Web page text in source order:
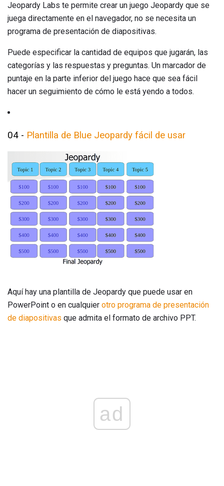
Jeopardy Labs te permite crear un juego Jeopardy que se
juega directamente en el navegador, no se necesita un
programa de presentación de diapositivas.
Puede especificar la cantidad de equipos que jugarán, las
categorías y las respuestas y preguntas. Un marcador de
puntaje en la parte inferior del juego hace que sea fácil
hacer un seguimiento de cómo le está yendo a todos.
04 - Plantilla de Blue Jeopardy fácil de usar
Aquí hay una plantilla de Jeopardy que puede usar en
PowerPoint o en cualquier otro programa de presentación
de diapositivas que admita el formato de archivo PPT.
ad